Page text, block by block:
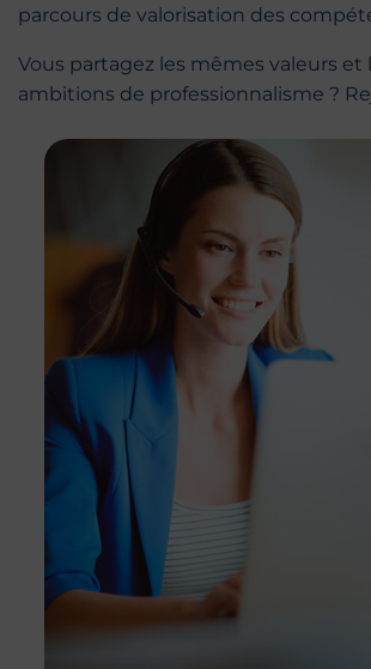
parcours de valorisation des
Vous partagez les mêmes valeurs et
ambitions de professionnalisme ?